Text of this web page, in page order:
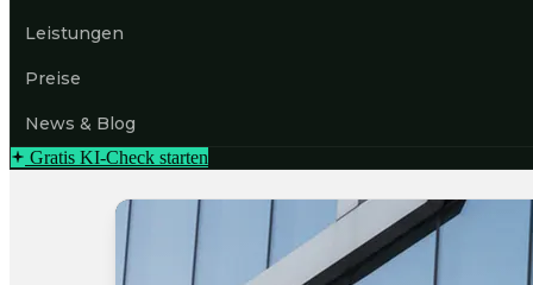
Leistungen
Preise
News & Blog
Gratis KI-Check starten